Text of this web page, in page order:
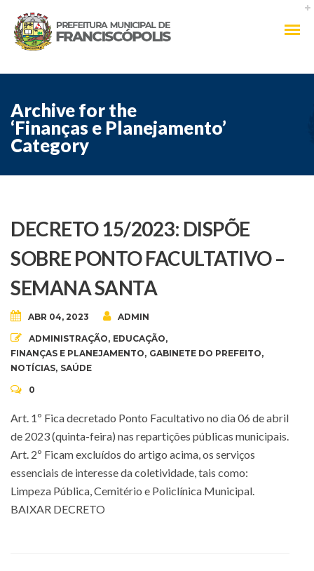
Archive for the
‘Finanças e Planejamento’
Category
DECRETO 15/2023: DISPÕE
SOBRE PONTO FACULTATIVO –
SEMANA SANTA
ABR 04, 2023 ADMIN
ADMINISTRAÇÃO, EDUCAÇÃO,
FINANÇAS E PLANEJAMENTO, GABINETE DO PREFEITO,
NOTÍCIAS, SAÚDE
0
Art. 1º Fica decretado Ponto Facultativo no dia 06 de abril
de 2023 (quinta-feira) nas repartições públicas municipais.
Art. 2º Ficam excluídos do artigo acima, os serviços
essenciais de interesse da coletividade, tais como:
Limpeza Pública, Cemitério e Policlínica Municipal.
BAIXAR DECRETO